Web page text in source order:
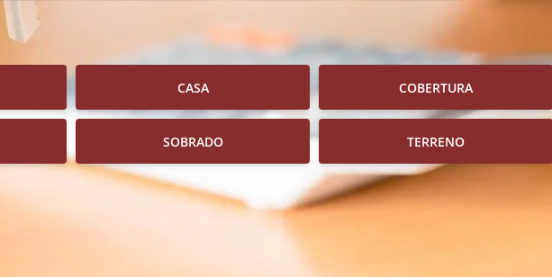
CASA COBERTURA
SOBRADO TERRENO